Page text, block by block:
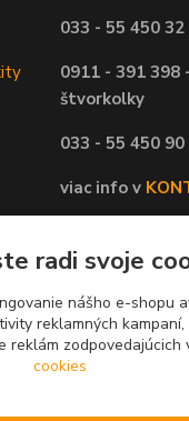
033 - 55 450
0911 - 391
štvorkolky
033 - 55 450
viac info v
radi svoje
nášho e-shopu
reklamných
zodpovedajúcich
cookies